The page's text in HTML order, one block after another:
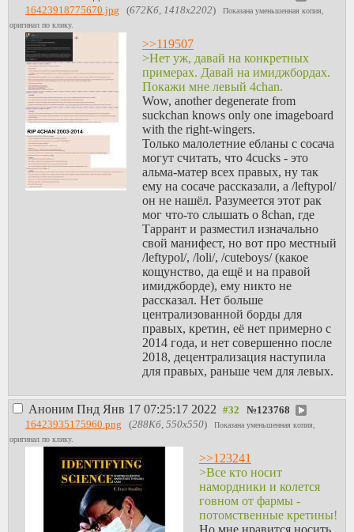
16423918775670.jpg (672Кб, 1418x2202)
Показана уменьшенная копия,
оригинал по клику.
>>119507
>Нет уж, давай на конкретных
примерах. Давай на имиджбордах.
Покажи мне левый 4chan.
Wow, another degenerate from
suckchan knows only one imageboard
with the right-wingers.
Только малолетние ебланы с сосача
могут считать, что 4cucks - это
альма-матер всех правых, ну так
ему на сосаче рассказали, а /leftypol/
он не нашёл. Разумеется этот рак
мог что-то слышать о 8chan, где
Таррант и разместил изначально
свой манифест, но вот про местный
/leftypol/, /loli/, /cuteboys/ (какое
кощунство, да ещё и на правой
имиджборде), ему никто не
рассказал. Нет больше
централизованной борды для
правых, кретин, её нет примерно с
2014 года, и нет совершенно после
2018, децентрализация наступила
для правых, раньше чем для левых.
Аноним Пнд Янв 17 07:25:17 2022 №123768
16423935175960.png (288Кб, 550x550)
Показана уменьшенная копия,
оригинал по клику.
>>123241
>Все кто носит
намордники и колется
говном от фармы -
потомственные кретины!
Но мне нравится носить